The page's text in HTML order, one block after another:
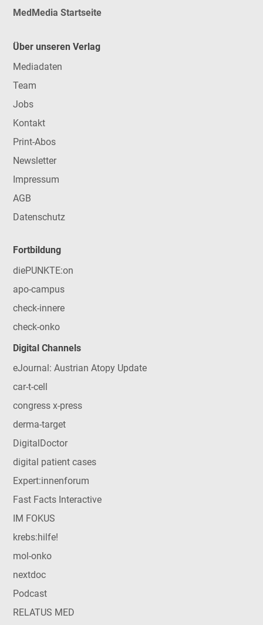
MedMedia Startseite
Über unseren Verlag
Mediadaten
Team
Jobs
Kontakt
Print-Abos
Newsletter
Impressum
AGB
Datenschutz
Fortbildung
diePUNKTE:on
apo-campus
check-innere
check-onko
Digital Channels
eJournal: Austrian Atopy Update
car-t-cell
congress x-press
derma-target
DigitalDoctor
digital patient cases
Expert:innenforum
Fast Facts Interactive
IM FOKUS
krebs:hilfe!
mol-onko
nextdoc
Podcast
RELATUS MED